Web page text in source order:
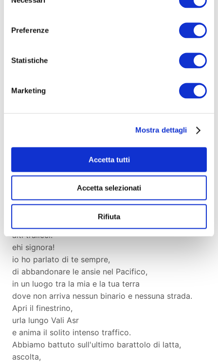
del
Preferenze
Statistiche
Marketing
Mostra dettagli
Accetta tutti
Accetta selezionati
Rifiuta
چيزي ميان زخمه روي دمام
che
ti portano lontano da te
piano piano,
in un angolo del mio paese
alti tralicci.
ehi signora!
io ho parlato di te sempre,
di abbandonare le ansie nel Pacifico,
in un luogo tra la mia e la tua terra
dove non arriva nessun binario e nessuna strada.
Apri il finestrino,
urla lungo Vali Asr
e anima il solito intenso traffico.
Abbiamo battuto sull'ultimo barattolo di latta,
ascolta,